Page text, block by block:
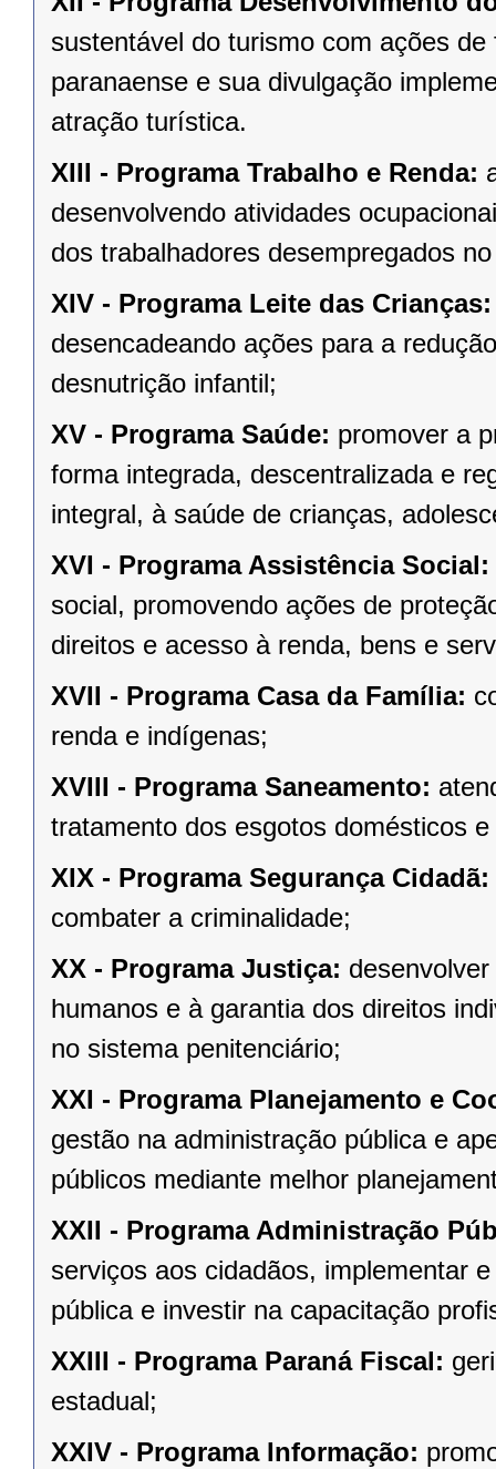
sustentável do turismo com ações
paranaense e sua divulgação
atração turística.
XIII - Programa Trabalho e Renda:
desenvolvendo atividades
dos trabalhadores desempregados
XIV - Programa Leite das
desencadeando ações para a
desnutrição infantil;
XV - Programa Saúde: promover a
forma integrada, descentralizada e
integral, à saúde de crianças,
XVI - Programa Assistência Social:
social, promovendo ações de
direitos e acesso à renda, bens e
XVII - Programa Casa da Família:
renda e indígenas;
XVIII - Programa Saneamento:
tratamento dos esgotos domésticos
XIX - Programa Segurança Cidadã:
combater a criminalidade;
XX - Programa Justiça:
humanos e à garantia dos direitos
no sistema penitenciário;
XXI - Programa Planejamento e
gestão na administração pública e
públicos mediante melhor
XXII - Programa Administração
serviços aos cidadãos, implementar
pública e investir na capacitação
XXIII - Programa Paraná Fiscal:
estadual;
XXIV - Programa Informação: